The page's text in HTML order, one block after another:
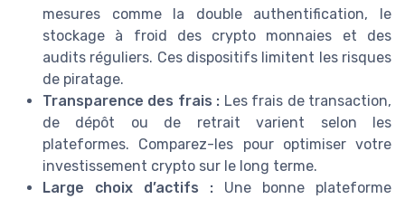
mesures comme la double authentification, le
stockage à froid des crypto monnaies et des
audits réguliers. Ces dispositifs limitent les risques
de piratage.
Transparence des frais : Les frais de transaction,
de dépôt ou de retrait varient selon les
plateformes. Comparez-les pour optimiser votre
investissement crypto sur le long terme.
Large choix d’actifs : Une bonne plateforme